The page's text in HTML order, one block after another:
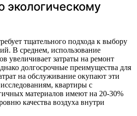
экологическому
тщательного подхода к выбору
В среднем, использование
увеличивает затраты на ремонт
долгосрочные преимущества для
на обслуживание окупают эти
квартиры с
материалов имеют на 20-30%
качества воздуха внутри